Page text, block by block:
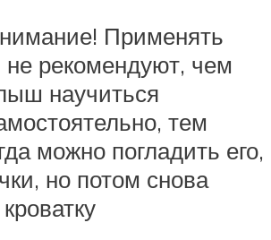
Применять
не рекомендуют, чем
научиться
тем
можно погладить его,
но потом снова